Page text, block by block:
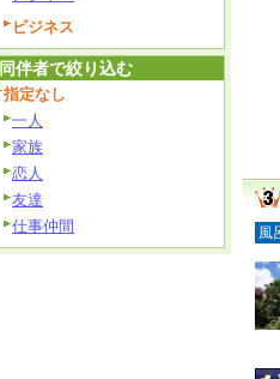
風
ビジネス
同伴者で絞り込む
指定なし
一人
家族
恋人
友達
仕事仲間